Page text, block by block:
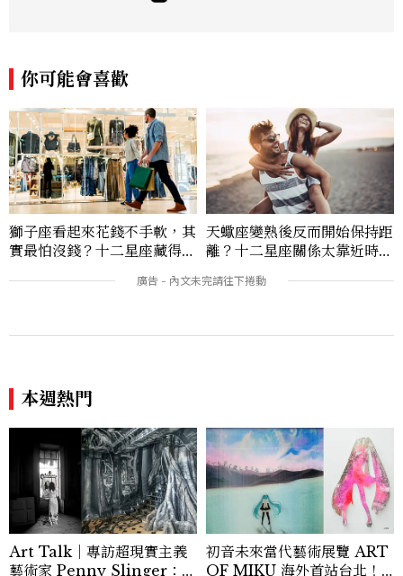
另涉獵3C家電、居家生活範疇，具備實測
pella、Mandarin Oriental、JOAL
I、Raffles、Banyan Tree、IHG、Ma
rriott等頂級飯店集團。 策劃並執行超過7
0篇深度專題「MC開房間」、260 篇以上
「玩咖懶人包」盤點類文章，致力用專業視
角提供讀者最新話題、兼具風格與實用的高
品質生活旅遊靈感內容。 Contact：ben
ny_yang@mctw.com.tw
你可能會喜歡
獅子座看起來花錢不手軟，其
實最怕沒錢？十二星座藏得最
價半天，最後卻買最貴的
天蠍座變熟後反而開始保持距
離？十二星座關係太靠近時最
壓力就先躲起來
本週熱門
Art Talk｜專訪超現實主義
藝術家 Penny Slinger：
初音未來當代藝術展覽 ART
OF MIKU 海外首站台北！